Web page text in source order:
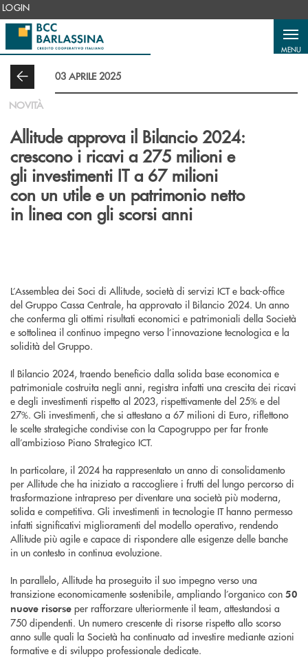
Salta al contenuto principale
LOGIN
MENU
03 APRILE 2025
NOVITÀ
Allitude approva il Bilancio 2024:
crescono i ricavi a 275 milioni e
gli investimenti IT a 67 milioni
con un utile e un patrimonio netto
in linea con gli scorsi anni
L’Assemblea dei Soci di Allitude, società di servizi ICT e back-office
del Gruppo Cassa Centrale, ha approvato il Bilancio 2024. Un anno
che conferma gli ottimi risultati economici e patrimoniali della Società
e sottolinea il continuo impegno verso l’innovazione tecnologica e la
solidità del Gruppo.
Il Bilancio 2024, traendo beneficio dalla solida base economica e
patrimoniale costruita negli anni, registra infatti una crescita dei ricavi
e degli investimenti rispetto al 2023, rispettivamente del 25% e del
27%. Gli investimenti, che si attestano a 67 milioni di Euro, riflettono
le scelte strategiche condivise con la Capogruppo per far fronte
all’ambizioso Piano Strategico ICT.
In particolare, il 2024 ha rappresentato un anno di consolidamento
per Allitude che ha iniziato a raccogliere i frutti del lungo percorso di
trasformazione intrapreso per diventare una società più moderna,
solida e competitiva. Gli investimenti in tecnologie IT hanno permesso
infatti significativi miglioramenti del modello operativo, rendendo
Allitude più agile e capace di rispondere alle esigenze delle banche
in un contesto in continua evoluzione.
In parallelo, Allitude ha proseguito il suo impegno verso una
transizione economicamente sostenibile, ampliando l’organico con 50
nuove risorse per rafforzare ulteriormente il team, attestandosi a
750 dipendenti. Un numero crescente di risorse rispetto allo scorso
anno sulle quali la Società ha continuato ad investire mediante azioni
formative e di sviluppo professionale dedicate.